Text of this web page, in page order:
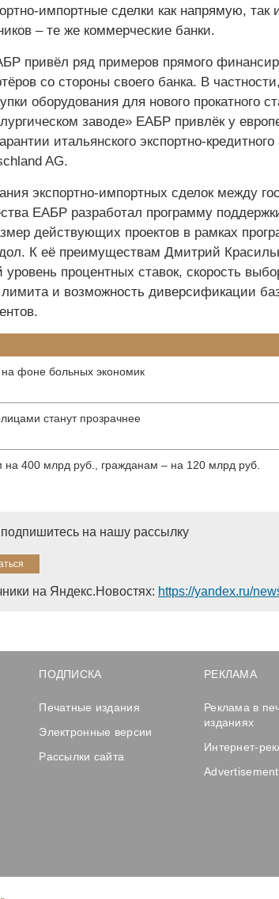
импортные сделки как напрямую, так
– те же коммерческие банки.
привёл ряд примеров прямого
со стороны своего банка. В
оборудования для нового прокатного
заводе» ЕАБР привлёк у
итальянского экспортно-кредитного
AG.
экспортно-импортных сделок между
ЕАБР разработал программу поддержки
действующих проектов в рамках
К её преимуществам Дмитрий
уровень процентных ставок, скорость
лимита и возможность диверсификации
фоне больных экономик
станут прозрачнее
400 млрд руб., гражданам – на 120 млрд руб.
на нашу рассылку
на Яндекс.Новостях: https://yandex.ru/
ПОДПИСКА
Печатные издания
Электронные версии
Рассылки сайта
РЕКЛАМА
Реклама в
изданиях
Интернет-
Advertisement